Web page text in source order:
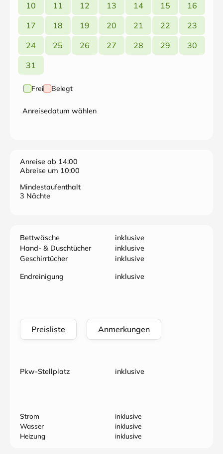
10
11 12 13 14 15
16
17
18 19 20 21 22
23
24
25 26 27 28 29
30
31
Frei Belegt
Anreisedatum wählen
Anreise ab 14:00
Abreise um 10:00
Mindestaufenthalt
3 Nächte
Bettwäsche
inklusive
Hand- & Duschtücher
inklusive
Geschirrtücher
inklusive
Endreinigung
inklusive
Preisliste Anmerkungen
Pkw-Stellplatz inklusive
Strom
inklusive
Wasser
inklusive
Heizung
inklusive